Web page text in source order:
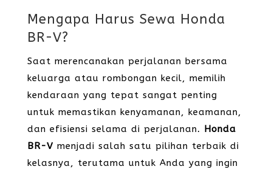
Mengapa Harus Sewa Honda
BR-V?
Saat merencanakan perjalanan bersama
keluarga atau rombongan kecil, memilih
kendaraan yang tepat sangat penting
untuk memastikan kenyamanan, keamanan,
dan efisiensi selama di perjalanan. Honda
BR-V menjadi salah satu pilihan terbaik di
kelasnya, terutama untuk Anda yang ingin